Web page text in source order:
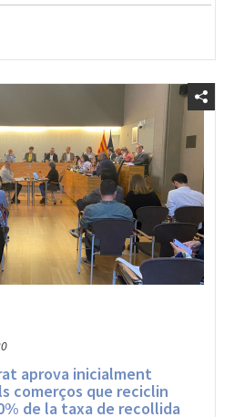
aprova inicialment
comerços que reciclin
de la taxa de recollida